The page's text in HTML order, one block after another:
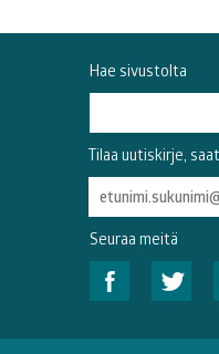
Hae sivustolta
Tilaa uutiskirje,
Seuraa meitä